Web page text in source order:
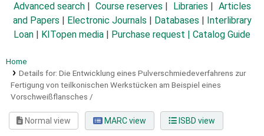
Advanced search Course reserves Libraries
Articles
and Papers
Electronic Journals Databases
Interlibrary
Loan
KITopen media Purchase request | Catalog Guide
Home
Details for: Die Entwicklung eines Pulverschmiedeverfahrens zur
Fertigung von teilkonischen Werkstücken am Beispiel eines
Vorschweißflansches /
Normal view MARC view ISBD view